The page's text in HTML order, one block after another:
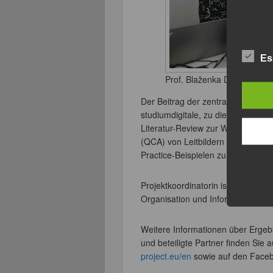
Prof. Blaženka Divjak,
Der Beitrag der zentralen
studiumdigitale, zu diesem
Literatur-Review zur
(QCA) von Leitbildern und
Practice-Beispielen zu
Projektkoordinatorin ist Prof.
Organisation und Informatik der
Weitere Informationen über
und beteiligte Partner finden Sie
project.eu/en sowie auf den